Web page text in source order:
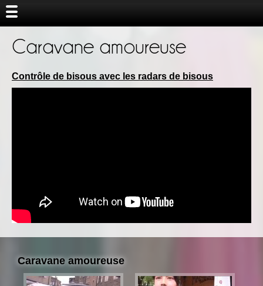
Caravane amoureuse
Contrôle de bisous avec les radars de bisous
Caravane amoureuse